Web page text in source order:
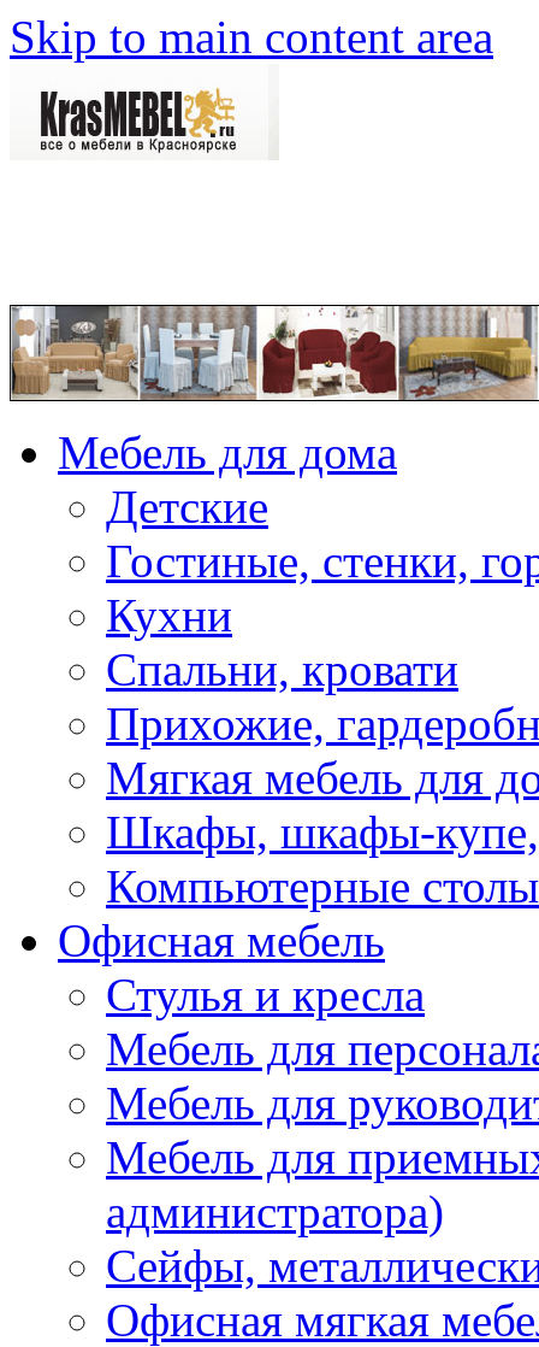
Skip to main content area
Мебель для дома
Детские
Гостиные, стенки,
Кухни
Спальни, кровати
Прихожие,
Мягкая мебель для
Шкафы, шкафы-купе,
Компьютерные столы
Офисная мебель
Стулья и кресла
Мебель для
Мебель для
Мебель для
администратора)
Сейфы,
Офисная мягкая